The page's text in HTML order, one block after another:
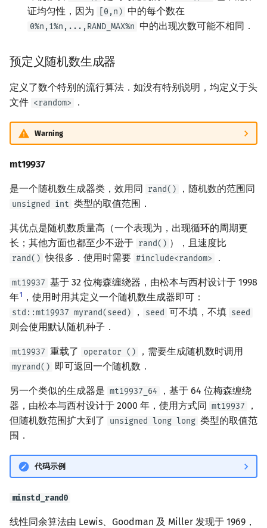
证均匀性，因为
[0,n) 中的每个数在
0%n,1%n,...,RAND_MAX%n 中的出现次数可能不相同．
预定义随机数生成器
定义了数个特别的流行算法．如没有特别说明，均定义于头
文件 <random> ．
Warning
mt19937
是一个随机数生成器类，效用同 rand() ，随机数的范围同
unsigned int 类型的取值范围．
其优点是随机数质量高（一个表现为，出现循环的周期更
长；其他方面也都至少不逊于 rand() ），且速度比
rand() 快很多．使用时需要 #include<random> ．
mt19937 基于 32 位梅森缠绕器，由松本与西村设计于 1998
年1 ，使用时用其定义一个随机数生成器即可：
std::mt19937 myrand(seed) ， seed 可不填，不填 seed
则会使用默认随机种子．
mt19937 重载了 operator () ，需要生成随机数时调用
myrand() 即可返回一个随机数．
另一个类似的生成器是 mt19937_64
，基于 64 位梅森缠绕
器，由松本与西村设计于 2000 年，使用方式同 mt19937
，
但随机数范围扩大到了
unsigned long long 类型的取值范
围．
代码示例
minstd_rand0
线性同余算法由 Lewis、Goodman 及 Miller 发现于 1969，